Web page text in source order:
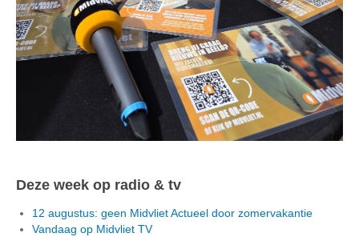
Deze week op radio & tv
12 augustus: geen Midvliet Actueel door zomervakantie
Vandaag op Midvliet TV